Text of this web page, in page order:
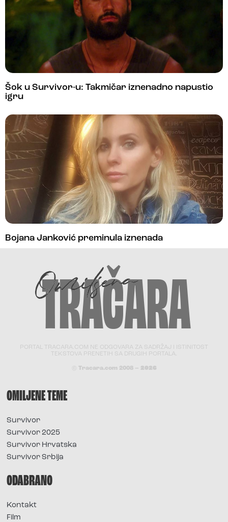
Šok u Survivor-u: Takmičar iznenadno napustio
igru
Bojana Janković preminula iznenada
PORTAL TRACARA.COM NE ODGOVARA ZA SADRŽAJ I ISTINITOST
TEKSTOVA PRENETIH SA DRUGIH PORTALA.
© Tracara.com 2008 – 2026
OMILJENE TEME
Survivor
Survivor 2025
Survivor Hrvatska
Survivor Srbija
ODABRANO
Kontakt
Film